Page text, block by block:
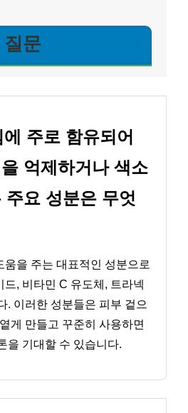
문
주로 함유되어
억제하거나 색소
주요 성분은 무엇
움을 주는 대표적인 성분으로
드, 비타민 C 유도체, 트라넥
. 이러한 성분들은 피부 겉으
게 만들고 꾸준히 사용하면
을 기대할 수 있습니다.